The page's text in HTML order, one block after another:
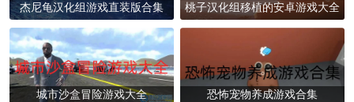
杰尼龟汉化组游戏直装版合集 桃子汉化组移植的安卓游戏大全
城市沙盒冒险游戏大全 恐怖宠物养成游戏合集